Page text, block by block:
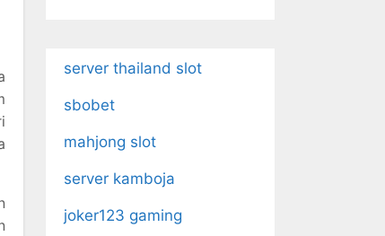
server thailand slot
sbobet
mahjong slot
server kamboja
joker123 gaming